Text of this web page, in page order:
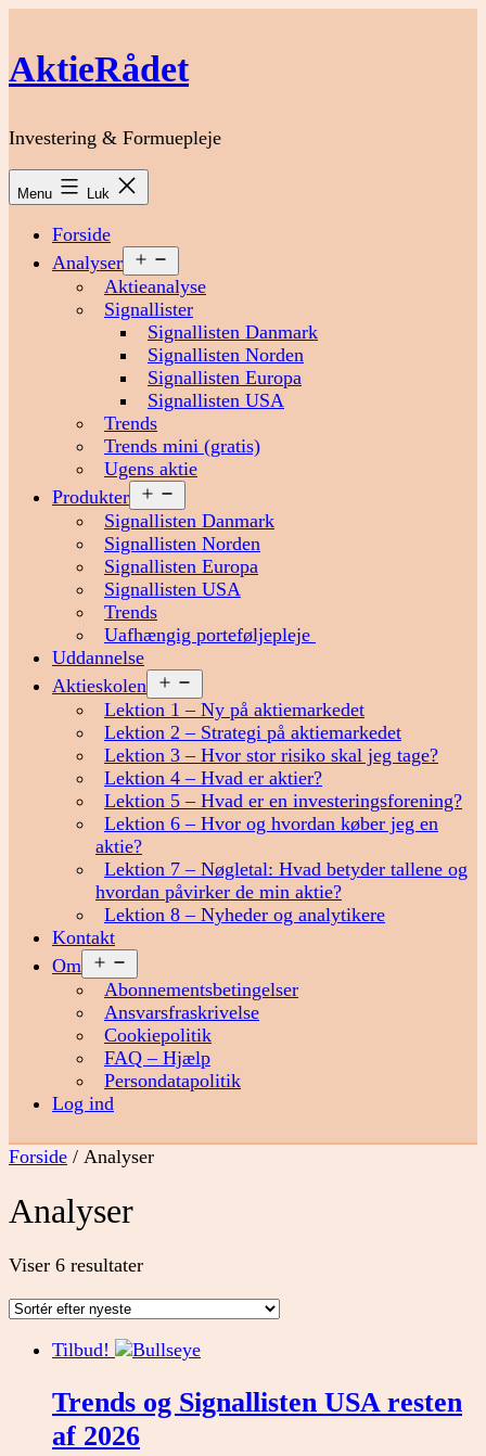
indhold
AktieRådet
Investering & Formuepleje
Menu Luk
Forside
Analyser
menu
Aktieanalyse
Signallister
Signallisten Danmark
Signallisten Norden
Signallisten Europa
Signallisten USA
Trends
Trends mini (gratis)
Ugens aktie
Produkter
menu
Signallisten Danmark
Signallisten Norden
Signallisten Europa
Signallisten USA
Trends
Uafhængig porteføljepleje
Uddannelse
Aktieskolen
menu
Lektion 1 – Ny på aktiemarkedet
Lektion 2 – Strategi på aktiemarkedet
Lektion 3 – Hvor stor risiko skal jeg tage?
Lektion 4 – Hvad er aktier?
Lektion 5 – Hvad er en investeringsforening?
Lektion 6 – Hvor og hvordan køber jeg en
aktie?
Lektion 7 – Nøgletal: Hvad betyder tallene og
hvordan påvirker de min aktie?
Lektion 8 – Nyheder og analytikere
Kontakt
Om
menu
Abonnementsbetingelser
Ansvarsfraskrivelse
Cookiepolitik
FAQ – Hjælp
Persondatapolitik
Log ind
Forside / Analyser
Analyser
Viser 6 resultaterSorteret
Tilbud!
Trends og Signallisten USA resten
af 2026